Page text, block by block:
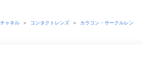
ャネル ＞ コンタクトレンズ ＞
カラコン・サークルレン